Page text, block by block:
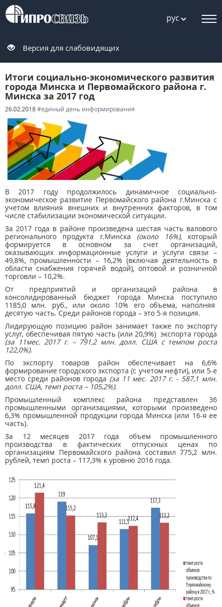
рус
Версия для слабовидящих
Итоги социально-экономического развития
города Минска и Первомайского района г.
Минска за 2017 год
26.02.2018#единый день информирования
В 2017 году продолжилось динамичное социально-
экономическое развитие Первомайского района г.Минска с
учетом влияния внешних и внутренних факторов, в том
числе стабилизации экономической ситуации.
За 2017 года в районе произведена шестая часть валового
регионального продукта г.Минска (около 16%), который
формируется в основном за счет организаций,
оказывающих информационные услуги и услуги связи –
49,8%, промышленности – 16,2% (включая деятельность в
области снабжения горячей водой), оптовой и розничной
торговли – 10,2%.
От предприятий и организаций района в
консолидированный бюджет города Минска поступило
1185,0 млн. руб., или около 10% его объема, наполняя
десятую часть. Среди районов города – это 5-я позиция.
Лидирующую позицию район занимает также по экспорту
услуг, обеспечивая пятую часть (или 20,9%) экспорта города
(за 11мес. 2017 г. – 791,2 млн. долл. США с темпом роста
122,0%).
По экспорту товаров район обеспечивает на 6,6%
формирование городского экспорта (с учетом нефти), или 5-е
место среди районов города (за 11 мес. 2017 г. - 587,1 млн.
долл. США, темп роста – 105,2%).
Промышленный комплекс района представлен 36
промышленными организациями, которыми произведено
6,3% промышленной продукции города Минска (или 16-я ее
часть).
За 12 месяцев 2017 года объем промышленного
производства в фактических отпускных ценах по
организациям Первомайского района составил 775,2 млн.
рублей, темп роста – 117,3% к уровню 2016 года.